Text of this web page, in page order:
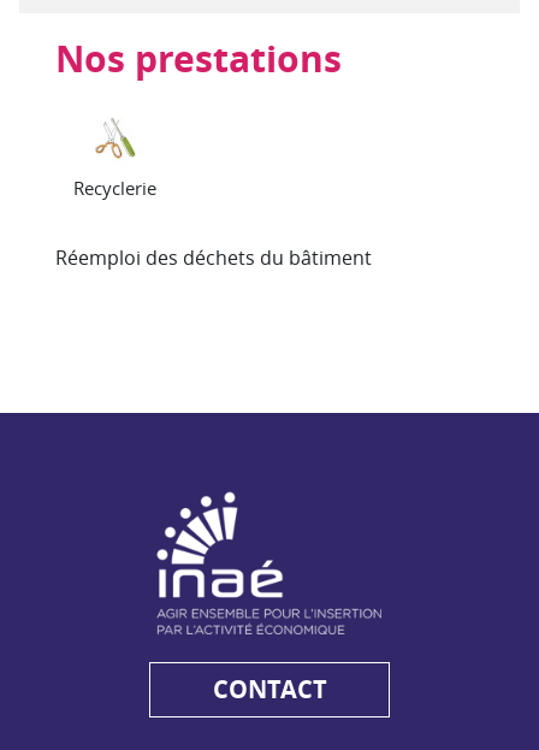
Nos prestations
Recyclerie
Réemploi des déchets du bâtiment
- Agir ensemble pour l'insertion par l'activité
CONTACT